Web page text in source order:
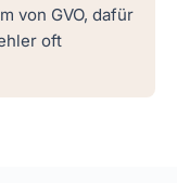
von GVO, dafür
oft